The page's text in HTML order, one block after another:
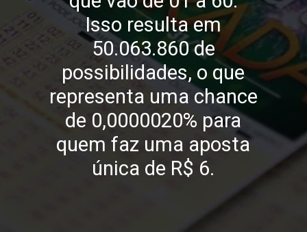
Isso resulta em
50.063.860 de
possibilidades, o que
representa uma chance
de 0,0000020% para
quem faz uma aposta
única de R$ 6.